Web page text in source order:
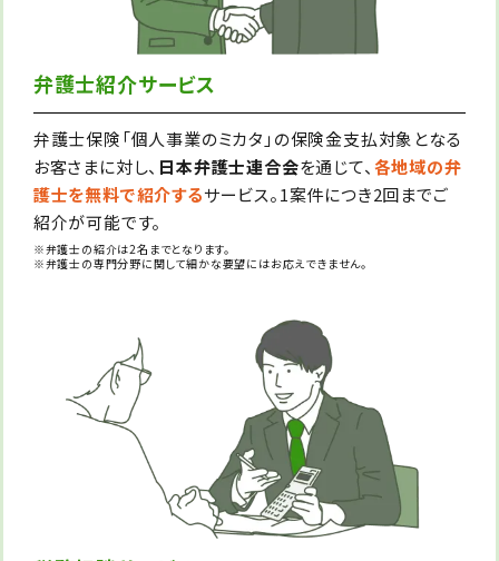
弁護士紹介サービス
弁護士保険「個人事業のミカタ」の保険金支払対象となる
お客さまに対し、 日本弁護士連合会を通じて、各地域の弁
護士を無料で紹介するサービス。1案件につき2回までご
紹介が可能です。
※弁護士の紹介は2名までとなります。
※弁護士の専門分野に関して細かな要望にはお応えできません。